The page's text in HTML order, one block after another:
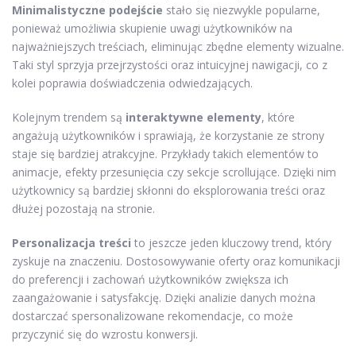
Minimalistyczne podejście stało się niezwykle popularne,
ponieważ umożliwia skupienie uwagi użytkowników na
najważniejszych treściach, eliminując zbędne elementy wizualne.
Taki styl sprzyja przejrzystości oraz intuicyjnej nawigacji, co z
kolei poprawia doświadczenia odwiedzających.
Kolejnym trendem są interaktywne elementy, które
angażują użytkowników i sprawiają, że korzystanie ze strony
staje się bardziej atrakcyjne. Przykłady takich elementów to
animacje, efekty przesunięcia czy sekcje scrollujące. Dzięki nim
użytkownicy są bardziej skłonni do eksplorowania treści oraz
dłużej pozostają na stronie.
Personalizacja treści to jeszcze jeden kluczowy trend, który
zyskuje na znaczeniu. Dostosowywanie oferty oraz komunikacji
do preferencji i zachowań użytkowników zwiększa ich
zaangażowanie i satysfakcję. Dzięki analizie danych można
dostarczać spersonalizowane rekomendacje, co może
przyczynić się do wzrostu konwersji.